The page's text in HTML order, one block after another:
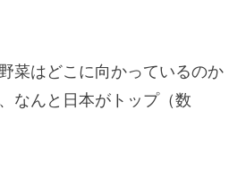
菜はどこに向かっているのか
なんと日本がトップ（数